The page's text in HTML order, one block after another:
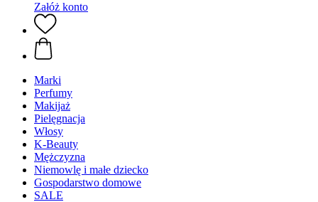
Załóż konto
Marki
Perfumy
Makijaż
Pielęgnacja
Włosy
K-Beauty
Mężczyzna
Niemowlę i małe dziecko
Gospodarstwo domowe
SALE